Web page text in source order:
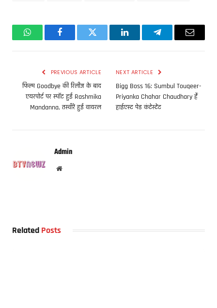
WhatsAppFacebookTwitter LinkedInTelegramEmail
PREVIOUS ARTICLE
फिल्म Goodbye की रिलीज के बाद
एयरपोर्ट पर स्पॉट हुईं Rashmika
Mandanna, तस्वीरें हुईं वायरल
NEXT ARTICLE
Bigg Boss 16: Sumbul Touqeer-
Priyanka Chahar Chaudhary हैं
हाईएस्ट पेड कंटेस्टेंट
Admin
Website
Related Posts